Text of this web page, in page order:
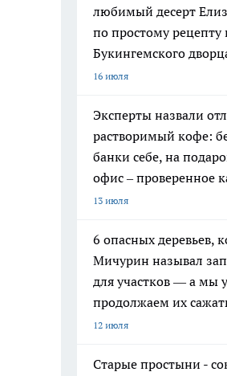
любимый десерт
по простому рецепту
Букингемского
16 июля
Эксперты назвали
растворимый кофе:
банки себе, на
офис – проверенное
13 июля
6 опасных деревьев,
Мичурин называл
для участков — а мы
продолжаем их
12 июля
Старые простыни -